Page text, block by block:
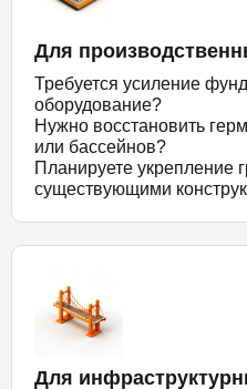
Для
Требуется усиление
оборудование?
Нужно восстановить
или бассейнов?
Планируете укрепление
существующими
Для